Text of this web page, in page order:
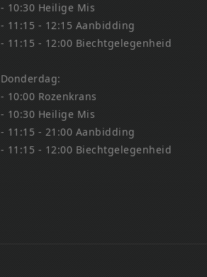
- 10:30 Heilige Mis
- 11:15 - 12:15 Aanbidding
- 11:15 - 12:00 Biechtgelegenheid
Donderdag:
- 10:00 Rozenkrans
- 10:30 Heilige Mis
- 11:15 - 21:00 Aanbidding
- 11:15 - 12:00 Biechtgelegenheid